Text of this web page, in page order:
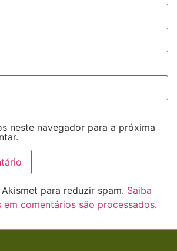
neste navegador para a próxima
para reduzir spam. Saiba
em comentários são processados.